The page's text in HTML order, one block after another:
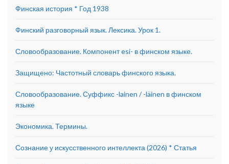
Финская история * Год 1938
Финский разговорный язык. Лексика. Урок 1.
Словообразование. Компонент esi- в финском языке.
Защищено: Частотный словарь финского языка.
Словообразование. Суффикс -lainen / -läinen в финском
языке
Экономика. Термины.
Сознание у искусственного интеллекта (2026) * Статья